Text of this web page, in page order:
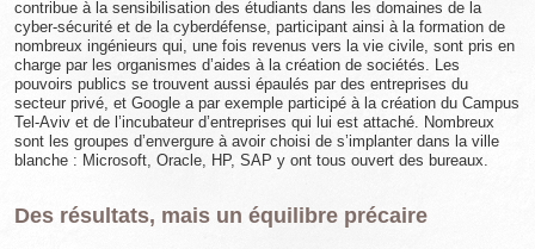
contribue à la sensibilisation des étudiants dans les domaines de la
cyber-sécurité et de la cyberdéfense, participant ainsi à la formation de
nombreux ingénieurs qui, une fois revenus vers la vie civile, sont pris en
charge par les organismes d’aides à la création de sociétés. Les
pouvoirs publics se trouvent aussi épaulés par des entreprises du
secteur privé, et Google a par exemple participé à la création du Campus
Tel-Aviv et de l’incubateur d’entreprises qui lui est attaché. Nombreux
sont les groupes d’envergure à avoir choisi de s’implanter dans la ville
blanche : Microsoft, Oracle, HP, SAP y ont tous ouvert des bureaux.
Des résultats, mais un équilibre précaire